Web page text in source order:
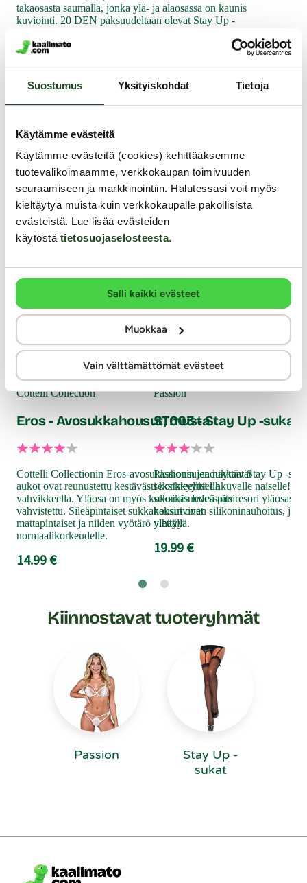
Suostumus Yksityiskohdat Tietoja
Käytämme evästeitä
Käytämme evästeitä (cookies) kehittääksemme
tuotevalikoimaamme, verkkokaupan toimivuuden
seuraamiseen ja markkinointiin. Halutessasi voit myös
kieltäytyä muista kuin verkkokaupalle pakollisista
evästeistä. Lue lisää evästeiden
käytöstä tietosuojaselosteesta.
Salli kaikki evästeet
Muokkaa
Vain välttämättömät evästeet
takaosasta saumalla, jonka ylä- ja alaosassa on kaunis
kuviointi. 20 DEN paksuudeltaan olevat Stay Up -
tyylikkäitä ja seksikkäitä sukkia.
16.99 €
Cottelli Collection
Eros - Avosukkahousut, musta
Cottelli Collectionin Eros-avosukkahousujen näyttävät
aukot ovat reunustettu kestävästi koristeellisella
vahvikkeella. Yläosa on myös kokonaisuudessaan
vahvistettu. Sileäpintaiset sukkahousut ovat
mattapintaiset ja niiden vyötärö ylettyy
normaalikorkeudelle.
14.99 €
Passion
ST003 - Stay Up -
Passionin laadukkaat Stay Up -
seksikkyyttä tihkuvalle naiselle!
seksikäs leveä pitsiresori
kaksirivinen silikoninauhoitus,
ylhäällä.
19.99 €
Kiinnostavat tuoteryhmät
Passion
Stay Up -
sukat